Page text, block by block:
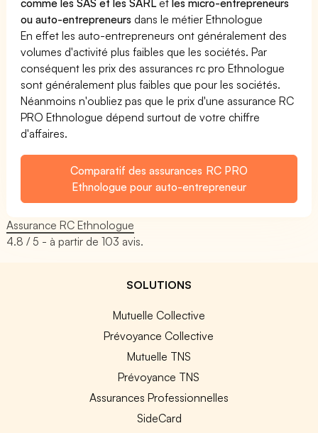
ou auto-entrepreneurs dans le métier Ethnologue
En effet les auto-entrepreneurs ont généralement des
volumes d'activité plus faibles que les sociétés. Par
conséquent les prix des assurances rc pro Ethnologue
sont généralement plus faibles que pour les sociétés.
Néanmoins n'oubliez pas que le prix d'une assurance RC
PRO Ethnologue dépend surtout de votre chiffre
d'affaires.
Comparatif des assurances RC PRO
Ethnologue pour auto-entrepreneur
Assurance RC Ethnologue
4.8 / 5 - à partir de103 avis.
SOLUTIONS
Mutuelle Collective
Prévoyance Collective
Mutuelle TNS
Prévoyance TNS
Assurances Professionnelles
SideCard